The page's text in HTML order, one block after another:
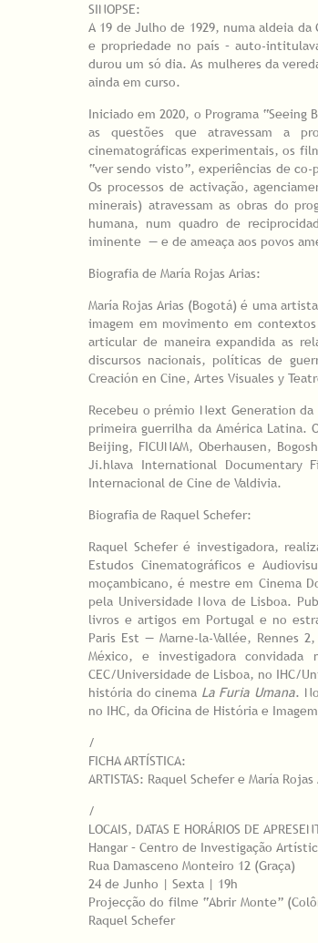
SINOPSE:
A 19 de Julho de 1929, numa aldeia
e propriedade no país – auto-
durou um só dia. As mulheres da
ainda em curso.
Iniciado em 2020, o Programa
as questões que atravessam a
cinematográficas experimentais, os
“ver sendo visto”, experiências de
Os processos de activação,
minerais) atravessam as obras do
humana, num quadro de
iminente — e de ameaça aos povos
Biografia de María Rojas Arias:
María Rojas Arias (Bogotá) é uma
imagem em movimento em
articular de maneira expandida as
discursos nacionais, políticas de
Creación en Cine, Artes Visuales y
Recebeu o prémio Next Generation
primeira guerrilha da América Latina.
Beijing, FICUNAM, Oberhausen,
Ji.hlava International Documentary
Internacional de Cine de Valdivia.
Biografia de Raquel Schefer:
Raquel Schefer é investigadora,
Estudos Cinematográficos e
moçambicano, é mestre em Cinema
pela Universidade Nova de Lisboa.
livros e artigos em Portugal e no
Paris Est — Marne-la-Vallée, Rennes
México, e investigadora
CEC/Universidade de Lisboa, no IHC/
história do cinema La Furia Umana.
no IHC, da Oficina de História e
/
FICHA ARTÍSTICA:
ARTISTAS: Raquel Schefer e María Rojas
/
LOCAIS, DATAS E HORÁRIOS DE
Hangar – Centro de Investigação
Rua Damasceno Monteiro 12 (Graça)
24 de Junho | Sexta | 19h
Projecção do filme “Abrir Monte”
Raquel Schefer